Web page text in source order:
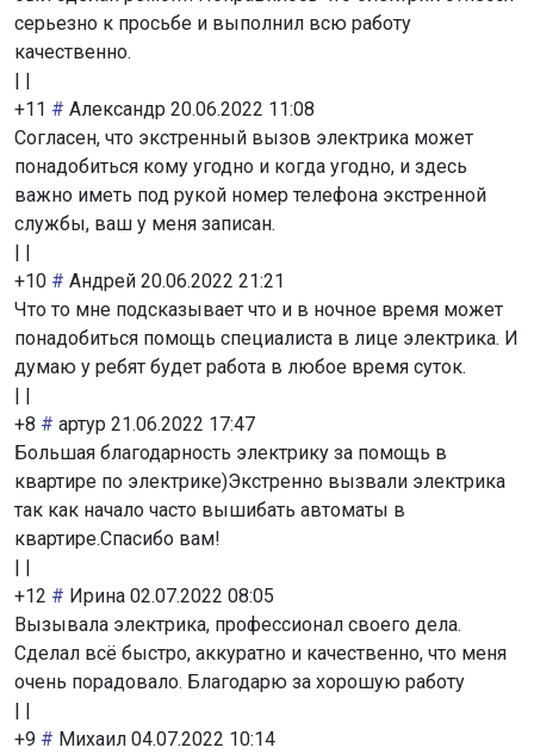
серьезно к просьбе и выполнил всю работу
качественно.
| |
+11 # Александр 20.06.2022 11:08
Согласен, что экстренный вызов электрика может
понадобиться кому угодно и когда угодно, и здесь
важно иметь под рукой номер телефона экстренной
службы, ваш у меня записан.
| |
+10 # Андрей 20.06.2022 21:21
Что то мне подсказывает что и в ночное время может
понадобиться помощь специалиста в лице электрика. И
думаю у ребят будет работа в любое время суток.
| |
+8 # артур 21.06.2022 17:47
Большая благодарность электрику за помощь в
квартире по электрике)Экстренно вызвали электрика
так как начало часто вышибать автоматы в
квартире.Спасибо вам!
| |
+12 # Ирина 02.07.2022 08:05
Вызывала электрика, профессионал своего дела.
Сделал всё быстро, аккуратно и качественно, что меня
очень порадовало. Благодарю за хорошую работу
| |
+9 # Михаил 04.07.2022 10:14